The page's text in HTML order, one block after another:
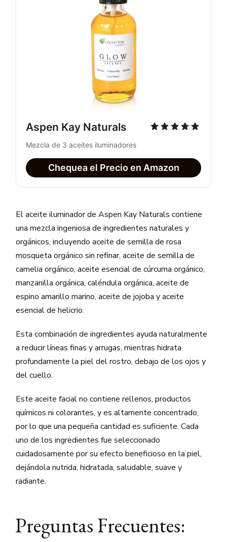
Aspen Kay Naturals
Mezcla de 3 aceites iluminadores
Chequea el Precio en Amazon
El aceite iluminador de Aspen Kay Naturals contiene
una mezcla ingeniosa de ingredientes naturales y
orgánicos, incluyendo aceite de semilla de rosa
mosqueta orgánico sin refinar, aceite de semilla de
camelia orgánico, aceite esencial de cúrcuma orgánico,
manzanilla orgánica, caléndula orgánica, aceite de
espino amarillo marino, aceite de jojoba y aceite
esencial de helicrio.
Esta combinación de ingredientes ayuda naturalmente
a reducir líneas finas y arrugas, mientras hidrata
profundamente la piel del rostro, debajo de los ojos y
del cuello.
Este aceite facial no contiene rellenos, productos
químicos ni colorantes, y es altamente concentrado,
por lo que una pequeña cantidad es suficiente. Cada
uno de los ingredientes fue seleccionado
cuidadosamente por su efecto beneficioso en la piel,
dejándola nutrida, hidratada, saludable, suave y
radiante.
Preguntas Frecuentes: